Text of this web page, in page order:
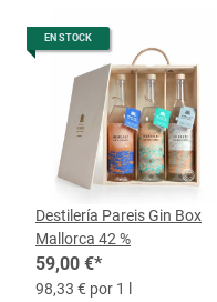
EN STOCK
Destilería Pareis Gin Box
Mallorca 42 %
59,00 €*
98,33 € por 1 l